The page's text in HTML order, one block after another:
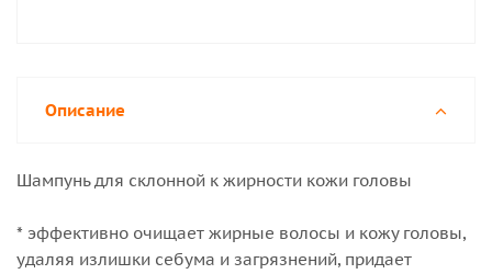
Описание
Шампунь для склонной к жирности кожи головы
* эффективно очищает жирные волосы и кожу головы,
удаляя излишки себума и загрязнений, придает